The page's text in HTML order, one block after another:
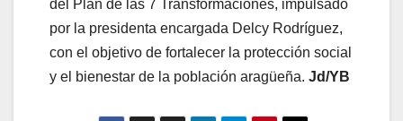
del Plan de las 7 Transformaciones, impulsado
por la presidenta encargada Delcy Rodríguez,
con el objetivo de fortalecer la protección social
y el bienestar de la población aragüeña. Jd/YB